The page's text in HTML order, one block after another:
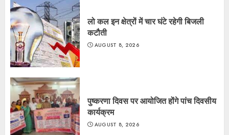
लो कल इन क्षेत्रों में चार घंटे रहेगी बिजली
कटौती
AUGUST 8, 2026
पुष्करणा दिवस पर आयोजित होंगे पांच दिवसीय
कार्यक्रम
AUGUST 8, 2026